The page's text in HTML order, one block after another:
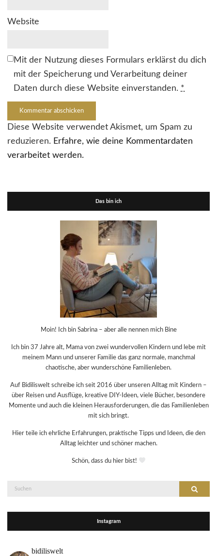
Website
Mit der Nutzung dieses Formulars erklärst du dich
mit der Speicherung und Verarbeitung deiner
Daten durch diese Website einverstanden. *
Diese Website verwendet Akismet, um Spam zu
reduzieren. Erfahre, wie deine Kommentardaten
verarbeitet werden.
Das bin ich
Moin! Ich bin Sabrina – aber alle nennen mich Bine
Ich bin 37 Jahre alt, Mama von zwei wundervollen Kindern und lebe mit
meinem Mann und unserer Familie das ganz normale, manchmal
chaotische, aber wunderschöne Familienleben.
Auf Bidiliswelt schreibe ich seit 2016 über unseren Alltag mit Kindern –
über Reisen und Ausflüge, kreative DIY-Ideen, viele Bücher, besondere
Momente und auch die kleinen Herausforderungen, die das Familienleben
mit sich bringt.
Hier teile ich ehrliche Erfahrungen, praktische Tipps und Ideen, die den
Alltag leichter und schöner machen.
Schön, dass du hier bist!
Suche
Instagram
bidiliswelt